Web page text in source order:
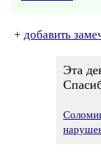
+ добавить
Эта